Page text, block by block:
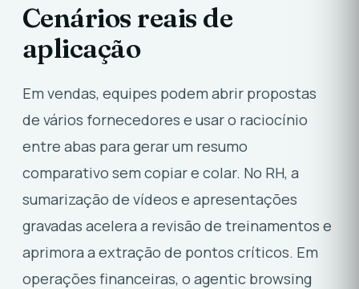
Cenários reais de
aplicação
Em vendas, equipes podem abrir propostas
de vários fornecedores e usar o raciocínio
entre abas para gerar um resumo
comparativo sem copiar e colar. No RH, a
sumarização de vídeos e apresentações
gravadas acelera a revisão de treinamentos e
aprimora a extração de pontos críticos. Em
operações financeiras, o agentic browsing